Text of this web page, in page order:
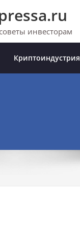
инвесторам
Криптоиндустрия